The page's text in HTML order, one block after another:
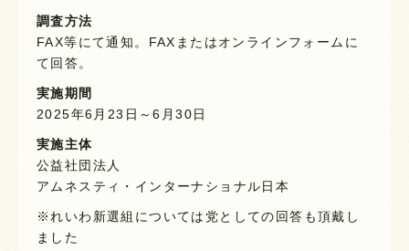
調査方法
FAX等にて通知。FAXまたはオンラインフォームに
て回答。
実施期間
2025年6月23日～6月30日
実施主体
公益社団法人
アムネスティ・インターナショナル日本
※れいわ新選組については党としての回答も頂戴し
ました